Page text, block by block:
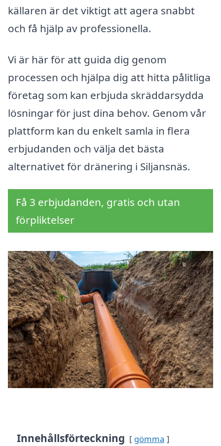
källaren är det viktigt att agera snabbt
och få hjälp av professionella.
Vi är här för att guida dig genom
processen och hjälpa dig att hitta pålitliga
företag som kan erbjuda skräddarsydda
lösningar för just dina behov. Genom vår
plattform kan du enkelt samla in flera
erbjudanden och välja det bästa
alternativet för dränering i Siljansnäs.
Få 3 erbjudanden, gratis och utan
förpliktelser
Innehållsförteckning gömma